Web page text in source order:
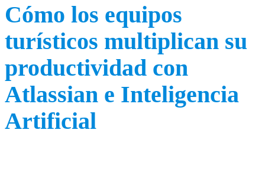
Cómo los equipos
turísticos multiplican su
productividad con
Atlassian e Inteligencia
Artificial